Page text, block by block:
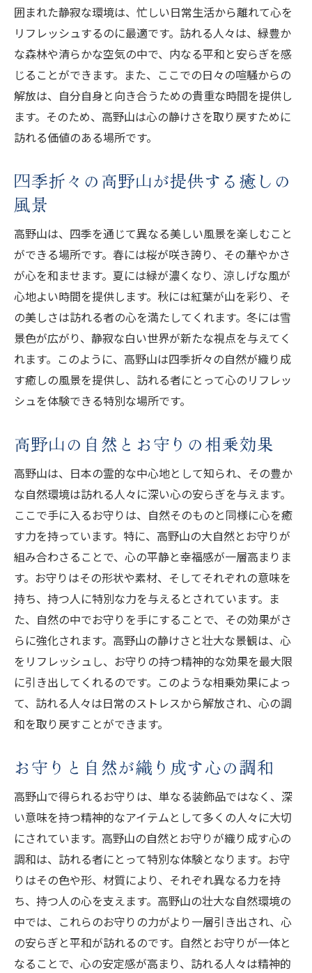
囲まれた静寂な環境は、忙しい日常生活から離れて心を
リフレッシュするのに最適です。訪れる人々は、緑豊か
な森林や清らかな空気の中で、内なる平和と安らぎを感
じることができます。また、ここでの日々の喧騒からの
解放は、自分自身と向き合うための貴重な時間を提供し
ます。そのため、高野山は心の静けさを取り戻すために
訪れる価値のある場所です。
四季折々の高野山が提供する癒しの
風景
高野山は、四季を通じて異なる美しい風景を楽しむこと
ができる場所です。春には桜が咲き誇り、その華やかさ
が心を和ませます。夏には緑が濃くなり、涼しげな風が
心地よい時間を提供します。秋には紅葉が山を彩り、そ
の美しさは訪れる者の心を満たしてくれます。冬には雪
景色が広がり、静寂な白い世界が新たな視点を与えてく
れます。このように、高野山は四季折々の自然が織り成
す癒しの風景を提供し、訪れる者にとって心のリフレッ
シュを体験できる特別な場所です。
高野山の自然とお守りの相乗効果
高野山は、日本の霊的な中心地として知られ、その豊か
な自然環境は訪れる人々に深い心の安らぎを与えます。
ここで手に入るお守りは、自然そのものと同様に心を癒
す力を持っています。特に、高野山の大自然とお守りが
組み合わさることで、心の平静と幸福感が一層高まりま
す。お守りはその形状や素材、そしてそれぞれの意味を
持ち、持つ人に特別な力を与えるとされています。ま
た、自然の中でお守りを手にすることで、その効果がさ
らに強化されます。高野山の静けさと壮大な景観は、心
をリフレッシュし、お守りの持つ精神的な効果を最大限
に引き出してくれるのです。このような相乗効果によっ
て、訪れる人々は日常のストレスから解放され、心の調
和を取り戻すことができます。
お守りと自然が織り成す心の調和
高野山で得られるお守りは、単なる装飾品ではなく、深
い意味を持つ精神的なアイテムとして多くの人々に大切
にされています。高野山の自然とお守りが織り成す心の
調和は、訪れる者にとって特別な体験となります。お守
りはその色や形、材質により、それぞれ異なる力を持
ち、持つ人の心を支えます。高野山の壮大な自然環境の
中では、これらのお守りの力がより一層引き出され、心
の安らぎと平和が訪れるのです。自然とお守りが一体と
なることで、心の安定感が高まり、訪れる人々は精神的